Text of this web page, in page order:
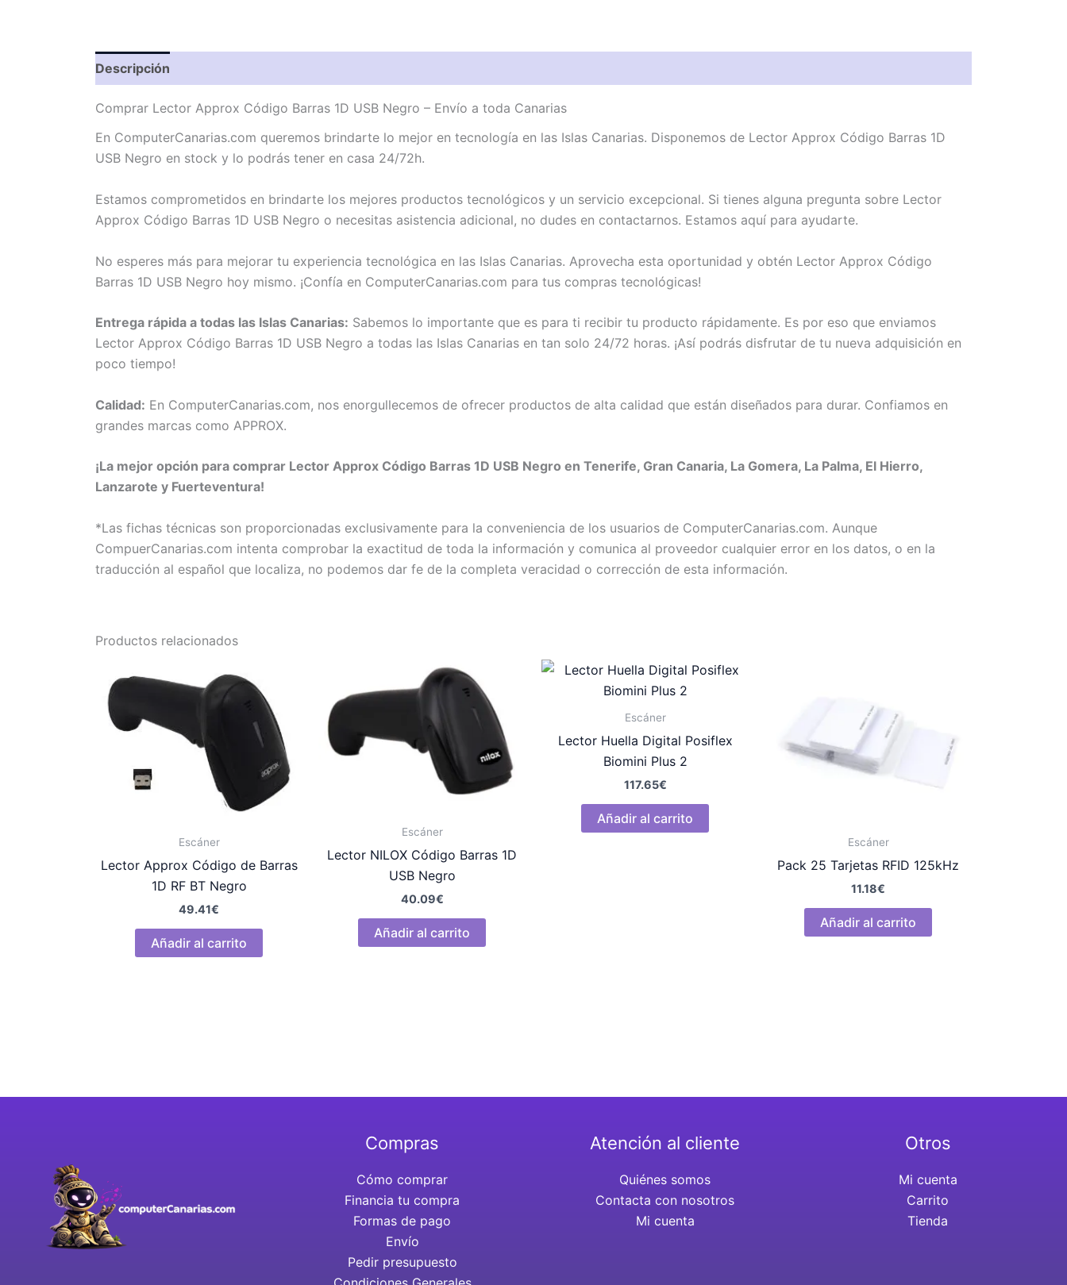
Descripción
Comprar Lector Approx Código Barras 1D USB Negro – Envío a toda Canarias
En ComputerCanarias.com queremos brindarte lo mejor en tecnología en las Islas Canarias. Disponemos de Lector Approx Código Barras 1D
USB Negro en stock y lo podrás tener en casa 24/72h.
Estamos comprometidos en brindarte los mejores productos tecnológicos y un servicio excepcional. Si tienes alguna pregunta sobre Lector
Approx Código Barras 1D USB Negro o necesitas asistencia adicional, no dudes en contactarnos. Estamos aquí para ayudarte.
No esperes más para mejorar tu experiencia tecnológica en las Islas Canarias. Aprovecha esta oportunidad y obtén Lector Approx Código
Barras 1D USB Negro hoy mismo. ¡Confía en ComputerCanarias.com para tus compras tecnológicas!
Entrega rápida a todas las Islas Canarias: Sabemos lo importante que es para ti recibir tu producto rápidamente. Es por eso que enviamos
Lector Approx Código Barras 1D USB Negro a todas las Islas Canarias en tan solo 24/72 horas. ¡Así podrás disfrutar de tu nueva adquisición en
poco tiempo!
Calidad: En ComputerCanarias.com, nos enorgullecemos de ofrecer productos de alta calidad que están diseñados para durar. Confiamos en
grandes marcas como APPROX.
¡La mejor opción para comprar Lector Approx Código Barras 1D USB Negro en Tenerife, Gran Canaria, La Gomera, La Palma, El Hierro,
Lanzarote y Fuerteventura!
*Las fichas técnicas son proporcionadas exclusivamente para la conveniencia de los usuarios de ComputerCanarias.com. Aunque
CompuerCanarias.com intenta comprobar la exactitud de toda la información y comunica al proveedor cualquier error en los datos, o en la
traducción al español que localiza, no podemos dar fe de la completa veracidad o corrección de esta información.
Productos relacionados
Escáner
Lector Approx Código de Barras
1D RF BT Negro
49.41€
Añadir al carrito
Escáner
Lector NILOX Código Barras 1D
USB Negro
40.09€
Añadir al carrito
Escáner
Lector Huella Digital Posiflex
Biomini Plus 2
117.65€
Añadir al carrito
Escáner
Pack 25 Tarjetas RFID 125kHz
11.18€
Añadir al carrito
Compras
Cómo comprar
Financia tu compra
Formas de pago
Envío
Pedir presupuesto
Atención al cliente
Quiénes somos
Contacta con nosotros
Mi cuenta
Otros
Mi cuenta
Carrito
Tienda